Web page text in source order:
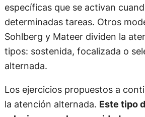
específicas que se activan
determinadas tareas. Otros
Sohlberg y Mateer dividen la
tipos: sostenida, focalizada o
alternada.
Los ejercicios propuestos a
la atención alternada. Este tipo